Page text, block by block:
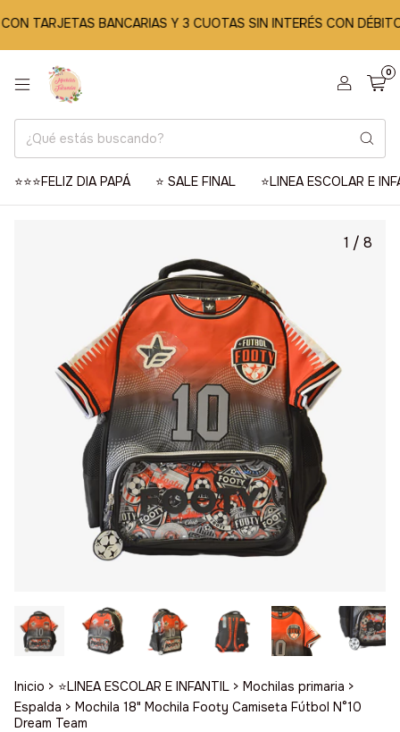
BANCARIAS Y 3 CUOTAS SIN INTERÉS CON DÉBITO
0
⭐️⭐️⭐️FELIZ DIA PAPÁ ⭐️ SALE FINAL ⭐️LINEA ESCOLAR E
1 / 8
Inicio > ⭐️LINEA ESCOLAR E INFANTIL > Mochilas primaria >
Espalda > Mochila 18" Mochila Footy Camiseta Fútbol N°10
Dream Team